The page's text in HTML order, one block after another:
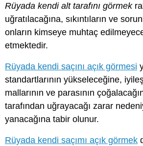
Rüyada kendi alt tarafını görmek
uğratılacağına, sıkıntıların ve
onların kimseye muhtaç
etmektedir.
Rüyada kendi saçını açık görmesi
standartlarının yükseleceğine,
mallarının ve parasının
tarafından uğrayacağı zarar
yanacağına tabir olunur.
Rüyada kendi saçımı açık görmek